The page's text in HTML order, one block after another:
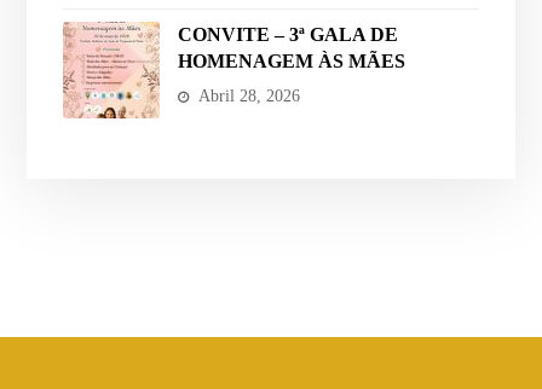
CONVITE – 3ª GALA DE
HOMENAGEM ÀS MÃES
Abril 28, 2026